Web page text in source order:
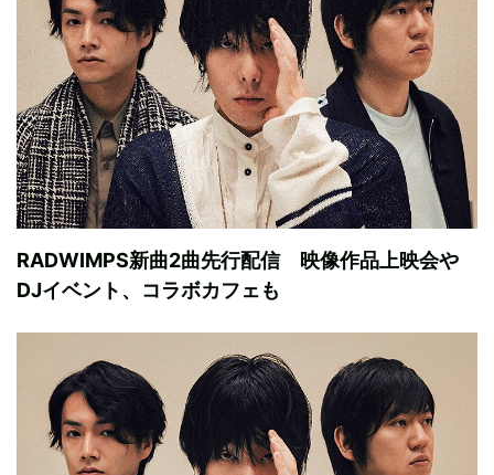
RADWIMPS新曲2曲先行配信 映像作品上映会や
DJイベント、コラボカフェも